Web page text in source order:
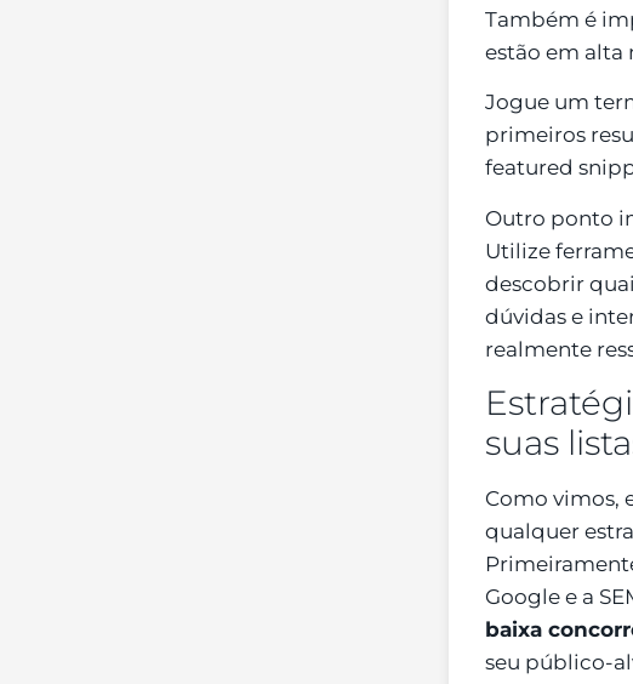
Também é
estão em alta
Jogue um
primeiros
featured
Outro ponto
Utilize
descobrir
dúvidas e
realmente
suas
Como vimos,
qualquer
Google e a
baixa
seu público-